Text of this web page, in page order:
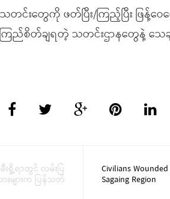
တွေကို ဖတ်ပြီး/ကြည့်ပြီး ဖြန့်ဝေတေ
တ်ချရတဲ့ သတင်းဌာနတွေနဲ့ သေချ
းရှို့ရာတွင် လမ်းပြ
းများက ပြန်သတ်
Civilians
Sagaing Region